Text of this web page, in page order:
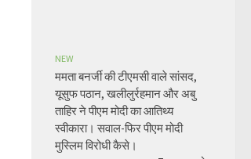
NEW
ममता बनर्जी की टीएमसी वाले सांसद,
यूसुफ पठान, खलीलुर्रहमान और अबु
ताहिर ने पीएम मोदी का आतिथ्य
स्वीकारा। सवाल-फिर पीएम मोदी
मुस्लिम विरोधी कैसे।